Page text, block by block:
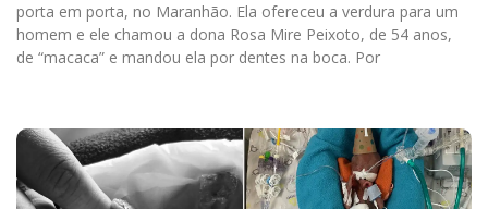
porta em porta, no Maranhão. Ela ofereceu a verdura para um
homem e ele chamou a dona Rosa Mire Peixoto, de 54 anos,
de “macaca” e mandou ela por dentes na boca. Por